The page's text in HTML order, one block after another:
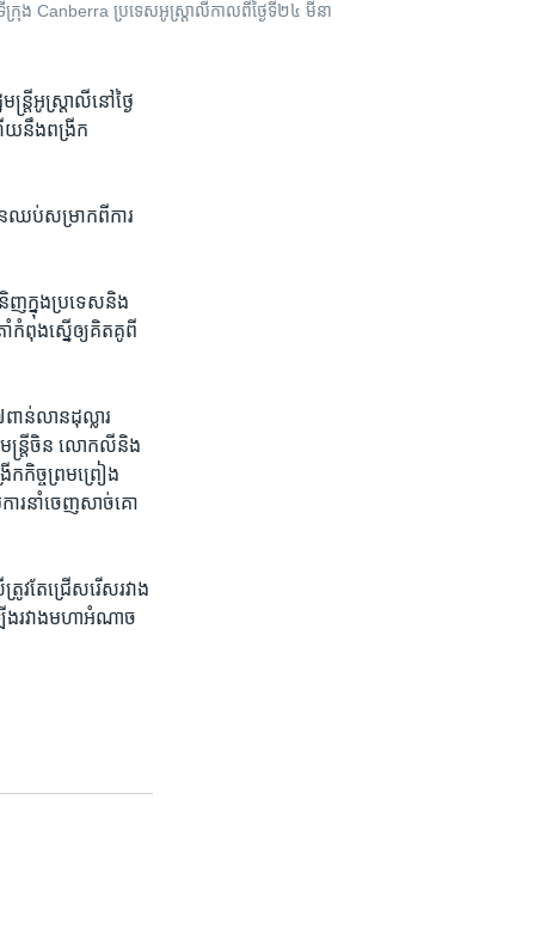
រុង​ Canberra ប្រទេស​អូស្រ្តាលី​កាល​ពី​ថ្ងៃទី២៤ មីនា
តី​អូស្រ្តាលី​នៅ​ថ្ងៃ​
យ​នឹង​ពង្រីក​
ន​ឈប់​សម្រាក​ពី​ការ​
និញ​ក្នុង​ប្រទេសនិង​
កំពុង​ស្នើ​ឲ្យ​គិតគូ​ពី​
ាន់​លានដុល្លារ​
ន្រ្តី​ចិន លោកលី​និង​
កកិច្ច​ព្រម​ព្រៀង​
ារនាំ​ចេញ​សាច់​គោ​
វ​តែ​ជ្រើសរើស​រវាង​
ង​រវាង​មហា​អំណាច​